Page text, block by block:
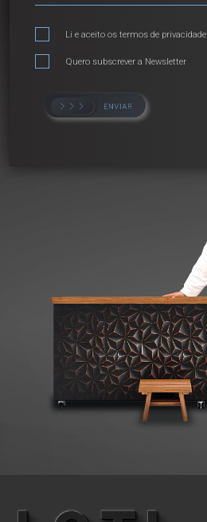
Li e aceito os termos de privacidade
Quero subscrever a Newsletter